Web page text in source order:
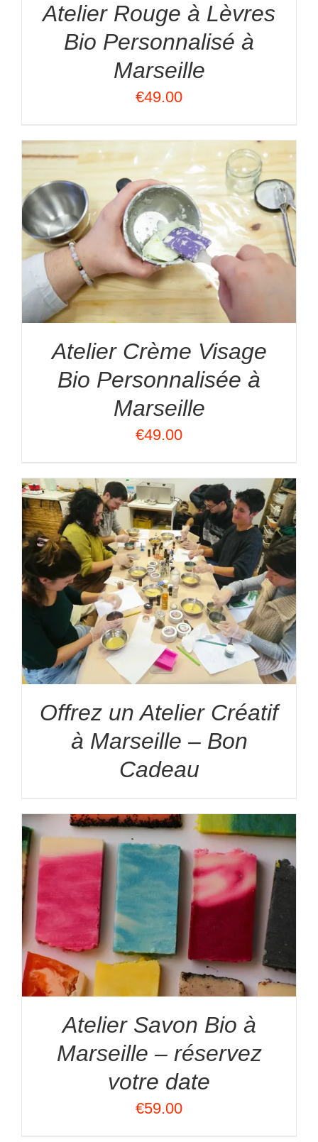
Atelier Rouge à Lèvres
Bio Personnalisé à
Marseille
€49.00
Atelier Crème Visage
Bio Personnalisée à
Marseille
€49.00
Offrez un Atelier Créatif
à Marseille – Bon
Cadeau
Atelier Savon Bio à
Marseille – réservez
votre date
€59.00